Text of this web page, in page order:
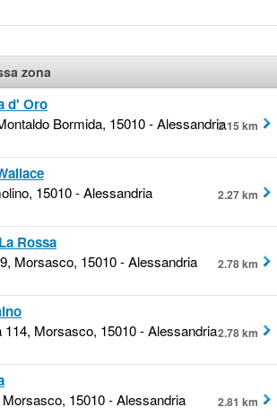
zona
d' Oro
Bormida, 15010 - Alessandria2.15 km
15010 - Alessandria
2.27 km
Rossa
Morsasco, 15010 - Alessandria
2.78 km
114, Morsasco, 15010 - Alessandria2.78 km
15010 - Alessandria
2.81 km